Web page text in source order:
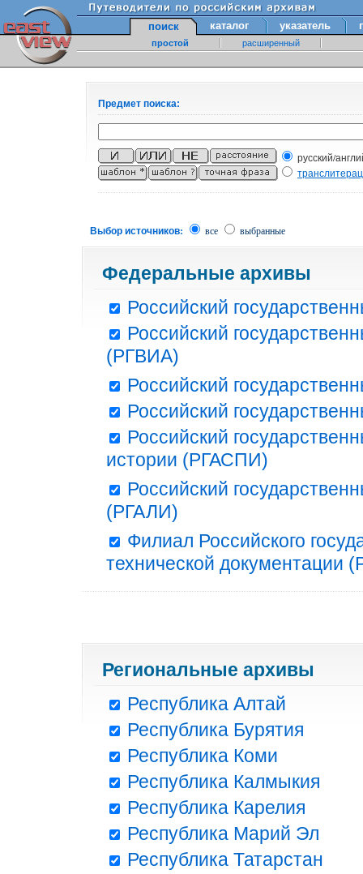
поиск каталог указатель
простой расширенный
Предмет поиска:
русский/
Выбор источников: все выбранные
Федеральные архивы
Российский
Российский
(РГВИА)
Российский
Российский
Российский
истории (РГАСПИ)
Российский
(РГАЛИ)
Филиал Российского
технической документации
Региональные архивы
Республика Алтай
Республика Бурятия
Республика Коми
Республика Калмыкия
Республика Карелия
Республика Марий Эл
Республика Татарстан